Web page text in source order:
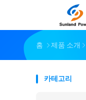
홈 제품 소개
카테고리